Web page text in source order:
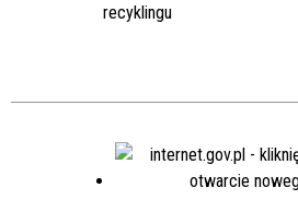
recyklingu